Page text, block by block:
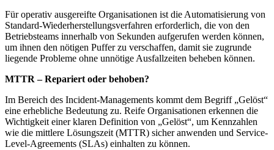
Für operativ ausgereifte Organisationen ist die Automatisierung von
Standard-Wiederherstellungsverfahren erforderlich, die von den
Betriebsteams innerhalb von Sekunden aufgerufen werden können,
um ihnen den nötigen Puffer zu verschaffen, damit sie zugrunde
liegende Probleme ohne unnötige Ausfallzeiten beheben können.
MTTR – Repariert oder behoben?
Im Bereich des Incident-Managements kommt dem Begriff „Gelöst“
eine erhebliche Bedeutung zu. Reife Organisationen erkennen die
Wichtigkeit einer klaren Definition von „Gelöst“, um Kennzahlen
wie die mittlere Lösungszeit (MTTR) sicher anwenden und Service-
Level-Agreements (SLAs) einhalten zu können.